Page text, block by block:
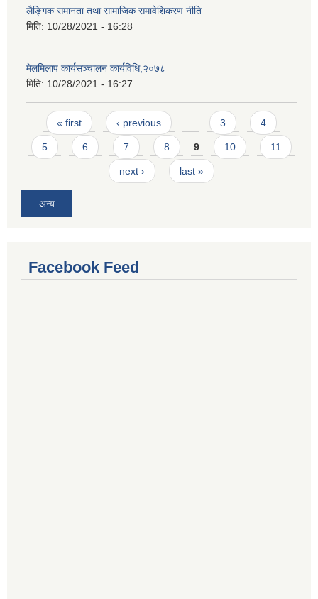
लैङ्गिक समानता तथा सामाजिक समावेशिकरण नीति
मिति: 10/28/2021 - 16:28
मेलमिलाप कार्यसञ्चालन कार्यविधि,२०७८
मिति: 10/28/2021 - 16:27
Pages
« first ‹ previous 3 4
5 6 7 8 9 10 11
next › last »
अन्य
Facebook Feed